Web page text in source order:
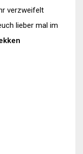
verzweifelt
lieber mal im